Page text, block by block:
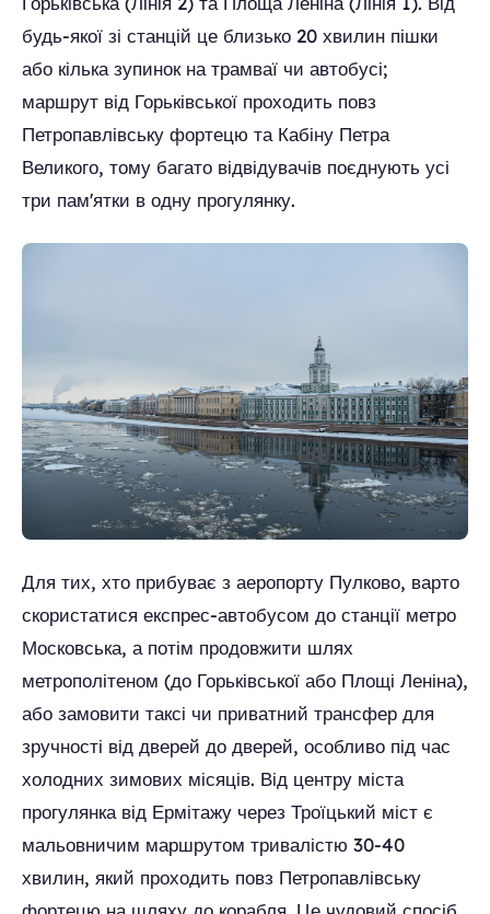
будь-якої зі станцій це близько 20 хвилин пішки
або кілька зупинок на трамваї чи автобусі;
маршрут від Горьківської проходить повз
Петропавлівську фортецю та Кабіну Петра
Великого, тому багато відвідувачів поєднують усі
три пам'ятки в одну прогулянку.
Для тих, хто прибуває з аеропорту Пулково, варто
скористатися експрес-автобусом до станції метро
Московська, а потім продовжити шлях
метрополітеном (до Горьківської або Площі Леніна),
або замовити таксі чи приватний трансфер для
зручності від дверей до дверей, особливо під час
холодних зимових місяців. Від центру міста
прогулянка від Ермітажу через Троїцький міст є
мальовничим маршрутом тривалістю 30-40
хвилин, який проходить повз Петропавлівську